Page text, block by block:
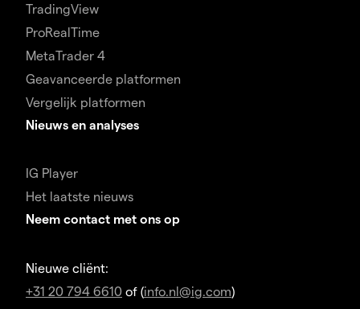
TradingView
ProRealTime
MetaTrader 4
Geavanceerde platformen
Vergelijk platformen
Nieuws en analyses
IG Player
Het laatste nieuws
Neem contact met ons op
Nieuwe cliënt:
+31 20 794 6610 of (info.nl@ig.com)